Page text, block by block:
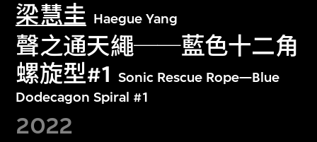
梁慧圭 Haegue Yang
聲之通天繩──藍色十二角
螺旋型#1 Sonic Rescue Rope—Blue
Dodecagon Spiral #1
2022
探索世界顶级的二十及二十一世纪视觉
文化藏品。